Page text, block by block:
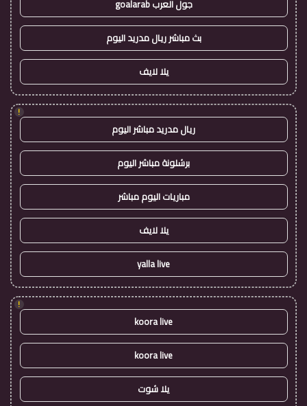
جول العرب goalarab
بث مباشر ريال مدريد اليوم
يلا لايف
!
ريال مدريد مباشر اليوم
برشلونة مباشر اليوم
مباريات اليوم مباشر
يلا لايف
yalla live
!
koora live
koora live
يلا شوت